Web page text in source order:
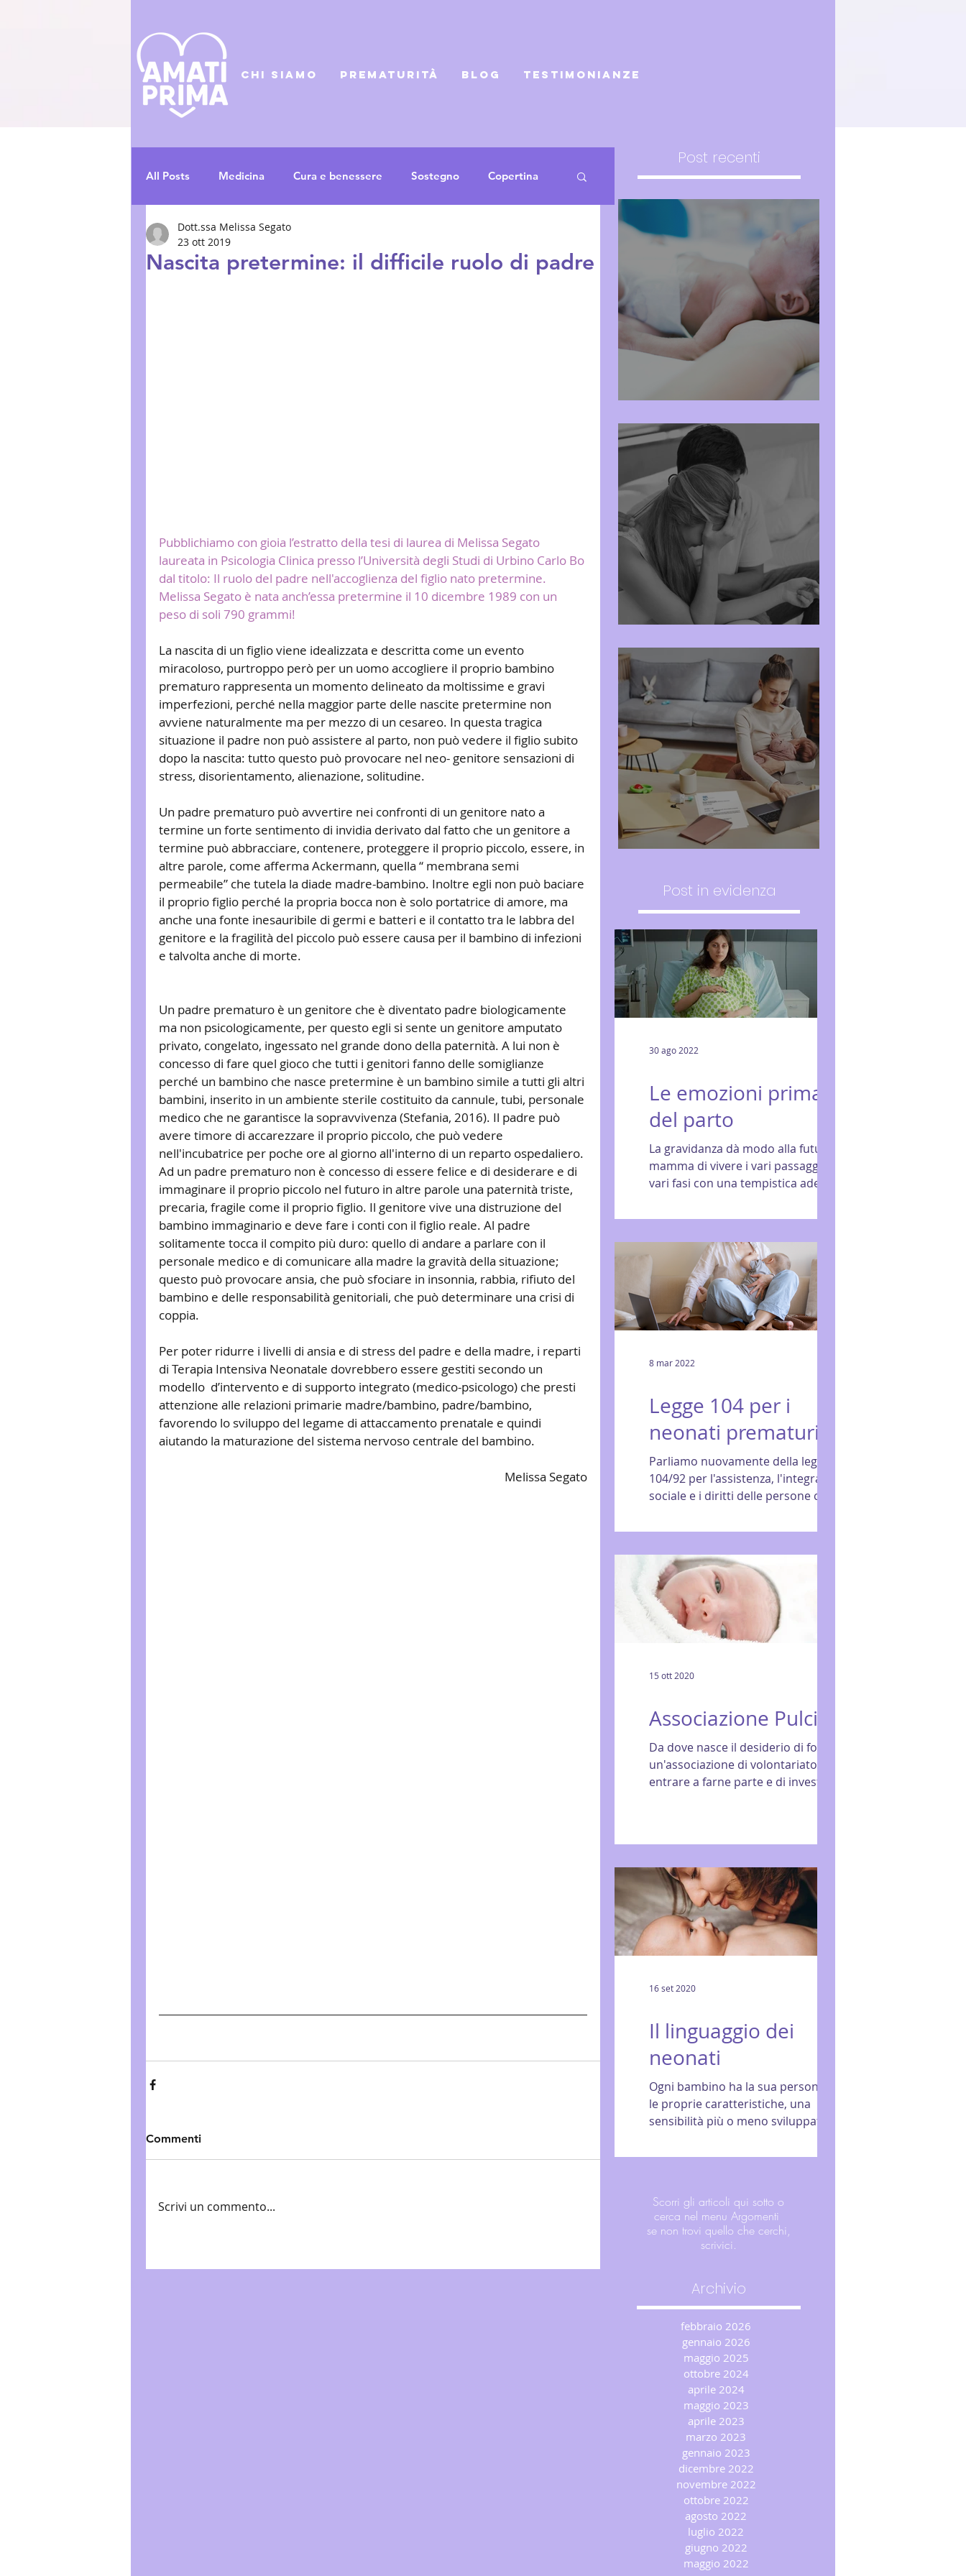
CHI SIAMO PREMATURITÀ BLOG TESTIMONIANZE
Post recenti
Post in evidenza
Scorri gli articoli qui sotto o
cerca nel menu Argomenti
se non trovi quello che cerchi,
scrivici.
Archivio
febbraio 2026
gennaio 2026
maggio 2025
ottobre 2024
aprile 2024
maggio 2023
aprile 2023
marzo 2023
gennaio 2023
dicembre 2022
novembre 2022
ottobre 2022
agosto 2022
luglio 2022
giugno 2022
maggio 2022
Le emozioni prima
del parto
La gravidanza dà modo alla futura
mamma di vivere i vari passaggi e le
vari fasi con una tempistica adeguata
30 ago 2022
Legge 104 per i
neonati prematuri
Parliamo nuovamente della legge
104/92 per l'assistenza, l'integrazione
sociale e i diritti delle persone con
8 mar 2022
Associazione Pulcino
Da dove nasce il desiderio di fondare
un'associazione di volontariato, di
entrare a farne parte e di investire il
15 ott 2020
Il linguaggio dei
neonati
Ogni bambino ha la sua personalità,
le proprie caratteristiche, una
sensibilità più o meno sviluppata e
16 set 2020
All Posts Medicina Cura e benessere Sostegno Copertina
Psicologia Eventi
Nascita pretermine: il difficile ruolo di padre
Dott.ssa Melissa Segato
23 ott 2019
Pubblichiamo con gioia l’estratto della tesi di laurea di Melissa Segato
laureata in Psicologia Clinica presso l’Università degli Studi di Urbino Carlo Bo
dal titolo: Il ruolo del padre nell'accoglienza del figlio nato pretermine.
Melissa Segato è nata anch’essa pretermine il 10 dicembre 1989 con un
peso di soli 790 grammi!
La nascita di un figlio viene idealizzata e descritta come un evento
miracoloso, purtroppo però per un uomo accogliere il proprio bambino
prematuro rappresenta un momento delineato da moltissime e gravi
imperfezioni, perché nella maggior parte delle nascite pretermine non
avviene naturalmente ma per mezzo di un cesareo. In questa tragica
situazione il padre non può assistere al parto, non può vedere il figlio subito
dopo la nascita: tutto questo può provocare nel neo- genitore sensazioni di
stress, disorientamento, alienazione, solitudine.
Un padre prematuro può avvertire nei confronti di un genitore nato a
termine un forte sentimento di invidia derivato dal fatto che un genitore a
termine può abbracciare, contenere, proteggere il proprio piccolo, essere, in
altre parole, come afferma Ackermann, quella “ membrana semi
permeabile” che tutela la diade madre-bambino. Inoltre egli non può baciare
il proprio figlio perché la propria bocca non è solo portatrice di amore, ma
anche una fonte inesauribile di germi e batteri e il contatto tra le labbra del
genitore e la fragilità del piccolo può essere causa per il bambino di infezioni
e talvolta anche di morte.
Un padre prematuro è un genitore che è diventato padre biologicamente
ma non psicologicamente, per questo egli si sente un genitore amputato
privato, congelato, ingessato nel grande dono della paternità. A lui non è
concesso di fare quel gioco che tutti i genitori fanno delle somiglianze
perché un bambino che nasce pretermine è un bambino simile a tutti gli altri
bambini, inserito in un ambiente sterile costituito da cannule, tubi, personale
medico che ne garantisce la sopravvivenza (Stefania, 2016). Il padre può
avere timore di accarezzare il proprio piccolo, che può vedere
nell'incubatrice per poche ore al giorno all'interno di un reparto ospedaliero.
Ad un padre prematuro non è concesso di essere felice e di desiderare e di
immaginare il proprio piccolo nel futuro in altre parole una paternità triste,
precaria, fragile come il proprio figlio. Il genitore vive una distruzione del
bambino immaginario e deve fare i conti con il figlio reale. Al padre
solitamente tocca il compito più duro: quello di andare a parlare con il
personale medico e di comunicare alla madre la gravità della situazione;
questo può provocare ansia, che può sfociare in insonnia, rabbia, rifiuto del
bambino e delle responsabilità genitoriali, che può determinare una crisi di
coppia.
Per poter ridurre i livelli di ansia e di stress del padre e della madre, i reparti
di Terapia Intensiva Neonatale dovrebbero essere gestiti secondo un
modello  d’intervento e di supporto integrato (medico-psicologo) che presti
attenzione alle relazioni primarie madre/bambino, padre/bambino,
favorendo lo sviluppo del legame di attaccamento prenatale e quindi
aiutando la maturazione del sistema nervoso centrale del bambino.
Melissa Segato
Commenti
Scrivi un commento...